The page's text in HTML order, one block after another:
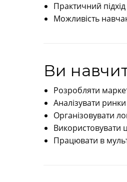
Практичний
Можливість
Ви
Розробляти
Аналізувати
Організовувати
Використовувати
Працювати в